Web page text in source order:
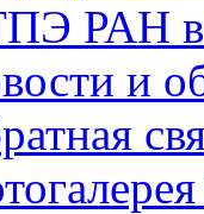
РАН
и